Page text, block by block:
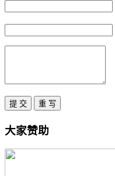
大家赞助